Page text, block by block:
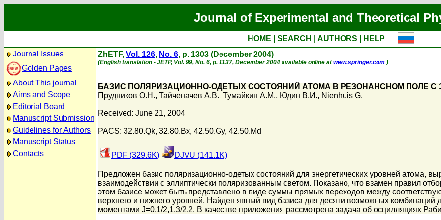
Journal of Experimental and Theoretical
HOME SEARCH AUTHORS
HELP
Journal Issues
Golden Pages
About This journal
Aims and Scope
Editorial Board
Manuscript Submission
Guidelines for Authors
Manuscript Status
Contacts
ZhETF, Vol. 126, No. 6, p. 1303 (December 2004)
(English translation - JETP, Vol. 99, No. 6, p. 1137, December 2004 available online atwww.springer.com )
БАЗИС ПОЛЯРИЗАЦИОННО-ОДЕТЫХ СОСТОЯНИЙ АТОМА В РЕЗОНАНСНОМ ПОЛЕ С
Прудников О.Н., Тайченачев А.В., Тумайкин А.М., Юдин В.И., Nienhuis G.
Received: June 21, 2004
PACS: 32.80.Qk, 32.80.Bx, 42.50.Gy, 42.50.Md
PDF (329.6K) DJVU (141.1K)
Предложен базис поляризационно-одетых состояний для энергетических уровней атома,
взаимодействии с эллиптически поляризованным светом. Показано, что взамен правил
этом базисе может быть представлено в виде суммы прямых переходов между
верхнего и нижнего уровней. Найден явный вид базиса для десяти возможных
моментами J=0,1/2,1,3/2,2. В качестве приложения рассмотрена задача об осцилляциях